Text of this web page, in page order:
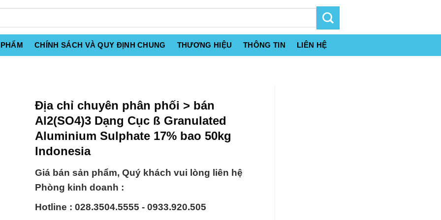
CHÍNH SÁCH VÀ QUY ĐỊNH CHUNG THƯƠNG HIỆU THÔNG TIN LIÊN HỆ
Địa chỉ chuyên phân phối > bán
Al2(SO4)3 Dạng Cục ß Granulated
Aluminium Sulphate 17% bao 50kg
Indonesia
Giá bán sản phẩm, Quý khách vui lòng liên hệ
Phòng kinh doanh :
Hotline : 028.3504.5555 - 0933.920.505